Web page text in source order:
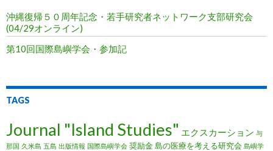
沖縄復帰５０周年記念・若手研究者ネットワーク支部研究会
(04/29オンライン)
第10回国際島嶼学会・参加記
TAGS
Journal "Island Studies" エクスカーション 与
那国 久米島 五島 出版情報 国際島嶼学会 奨励金島の医療を考える研究会 島嶼学